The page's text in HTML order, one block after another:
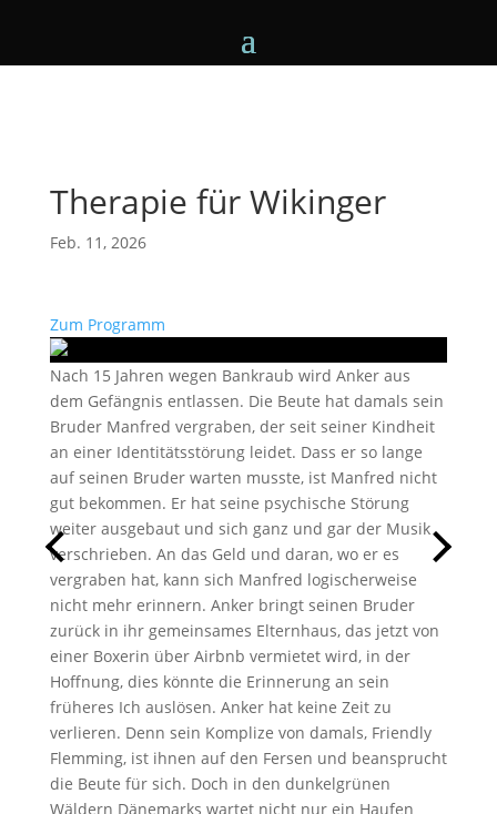
Therapie für Wikinger
Feb. 11, 2026
Zum Programm
Nach 15 Jahren wegen Bankraub wird Anker aus
dem Gefängnis entlassen. Die Beute hat damals sein
Bruder Manfred vergraben, der seit seiner Kindheit
an einer Identitätsstörung leidet. Dass er so lange
auf seinen Bruder warten musste, ist Manfred nicht
gut bekommen. Er hat seine psychische Störung
weiter ausgebaut und sich ganz und gar der Musik
verschrieben. An das Geld und daran, wo er es
vergraben hat, kann sich Manfred logischerweise
nicht mehr erinnern. Anker bringt seinen Bruder
zurück in ihr gemeinsames Elternhaus, das jetzt von
einer Boxerin über Airbnb vermietet wird, in der
Hoffnung, dies könnte die Erinnerung an sein
früheres Ich auslösen. Anker hat keine Zeit zu
verlieren. Denn sein Komplize von damals, Friendly
Flemming, ist ihnen auf den Fersen und beansprucht
die Beute für sich. Doch in den dunkelgrünen
Wäldern Dänemarks wartet nicht nur ein Haufen